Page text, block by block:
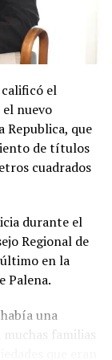
con el
a la
a
al
aportar a
terreno que
poder
de esta
han hecho
Son un
que hoy son
el
el nuevo
Republica, que
de títulos
cuadrados
durante el
Regional de
último en la
Palena.
una
familias